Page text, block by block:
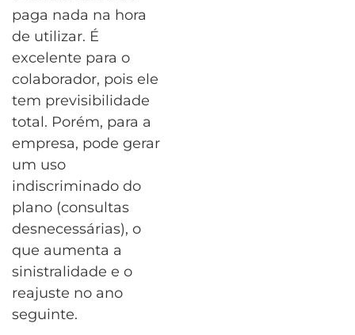
paga nada na hora
de utilizar. É
excelente para o
colaborador, pois ele
tem previsibilidade
total. Porém, para a
empresa, pode gerar
um uso
indiscriminado do
plano (consultas
desnecessárias), o
que aumenta a
sinistralidade e o
reajuste no ano
seguinte.